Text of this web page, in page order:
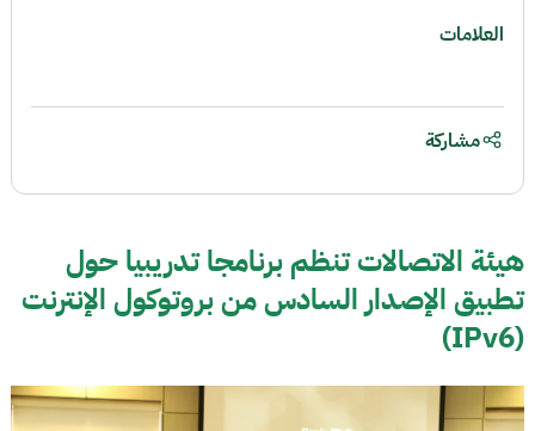
هيئة الاتصالات تنظم برنامجا تدريبيا حول
تطبيق الإصدار السادس من بروتوكول الإنترنت
(IPv6)
العلامات
مشاركة